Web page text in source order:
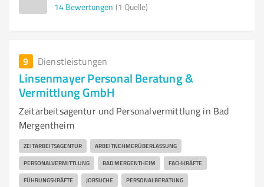
14 Bewertungen (1 Quelle)
9 Dienstleistungen
Linsenmayer Personal Beratung &
Vermittlung GmbH
Zeitarbeitsagentur und Personalvermittlung in Bad
Mergentheim
ZEITARBEITSAGENTUR ARBEITNEHMERÜBERLASSUNG
PERSONALVERMITTLUNG BAD MERGENTHEIM FACHKRÄFTE
FÜHRUNGSKRÄFTE JOBSUCHE PERSONALBERATUNG